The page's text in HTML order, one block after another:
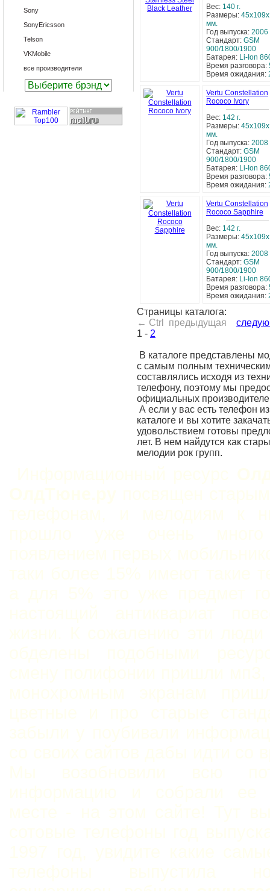
Sony
SonyEricsson
Telson
VKMobile
все производители
Вес: 140 г.
Размеры:
мм.
Год выпуска: 2006
Стандарт: GSM
900/1800/1900
Батарея: Li-Ion
Время разговора:
Время ожидания:
Vertu Constellation
Rococo Ivory
Вес: 142 г.
Размеры:
мм.
Год выпуска: 2008
Стандарт: GSM
900/1800/1900
Батарея: Li-Ion
Время разговора:
Время ожидания:
Vertu Constellation
Rococo Sapphire
Вес: 142 г.
Размеры:
мм.
Год выпуска: 2008
Стандарт: GSM
900/1800/1900
Батарея: Li-Ion
Время разговора:
Время ожидания:
Страницы каталога:
← Ctrl предыдущая
1 - 2
В каталоге представлены
с самым полным
составлялись исходя из
телефону, поэтому мы
официальных
А если у вас есть телефон
каталоге и вы хотите
удовольствием готовы
лет. В нем найдутся как
мелодии рок групп.